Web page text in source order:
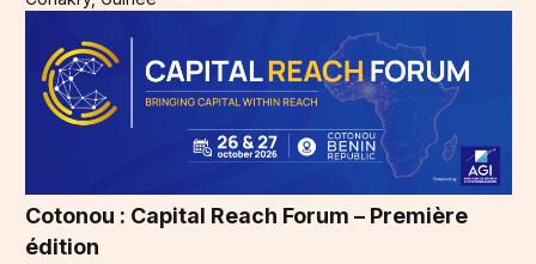
Cotonou : Capital Reach Forum – Première
édition